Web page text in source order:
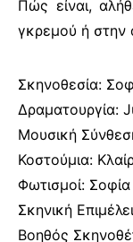
Πώς είναι,
γκρεμού ή στην
Σκηνοθεσία:
Δραματουργία:
Μουσική
Κοστούμια:
Φωτισμοί:
Σκηνική
Βοηθός